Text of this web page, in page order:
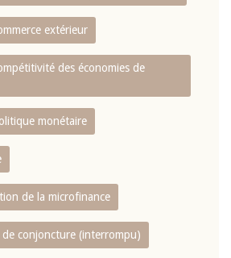
extérieur
des économies de
monétaire
de la microfinance
de conjoncture (interrompu)